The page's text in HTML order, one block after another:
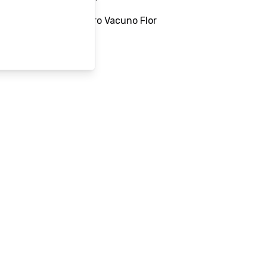
Material: 100% Cuero Vacuno Flor